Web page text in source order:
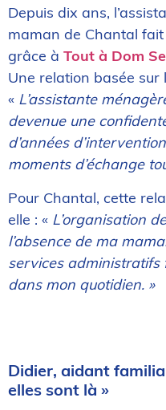
Depuis dix ans,
maman de Chantal
grâce à Tout à Dom
Une relation basée sur
« L’assistante
devenue une
d’années
moments d’échange
Pour Chantal, cette
elle : « L’organisation
l’absence de ma
services administratifs
dans mon quotidien. »
Didier, aidant
elles sont là »